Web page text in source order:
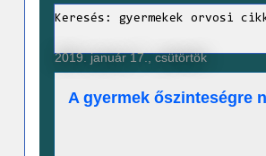
Keresés: gyermekek orvosi
2019. január 17., csütörtök
A gyermek őszinteségre